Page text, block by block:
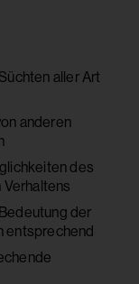
aller Art
anderen
des
der
entsprechend